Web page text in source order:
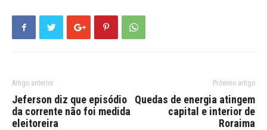
Artigo anterior
Jeferson diz que episódio
da corrente não foi medida
eleitoreira
Próximo artigo
Quedas de energia atingem
capital e interior de
Roraima